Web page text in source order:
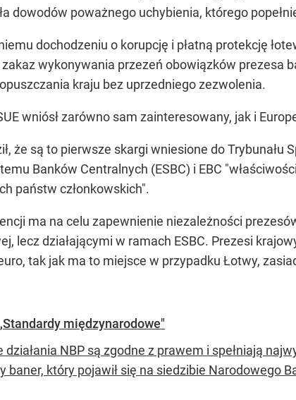
dowodów poważnego uchybienia, którego
dochodzeniu o korupcję i płatną protekcję
wykonywania przezeń obowiązków prezesa
kraju bez uprzedniego zezwolenia.
wniósł zarówno sam zainteresowany, jak i
że są to pierwsze skargi wniesione do
Banków Centralnych (ESBC) i EBC
państw członkowskich".
ma na celu zapewnienie niezależności
lecz działającymi w ramach ESBC. Prezesi
tak jak ma to miejsce w przypadku Łotwy,
międzynarodowe"
działania NBP są zgodne z prawem i spełniają
baner, który pojawił się na siedzibie Narodowego